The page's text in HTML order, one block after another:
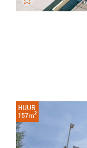
HUUR
157m2